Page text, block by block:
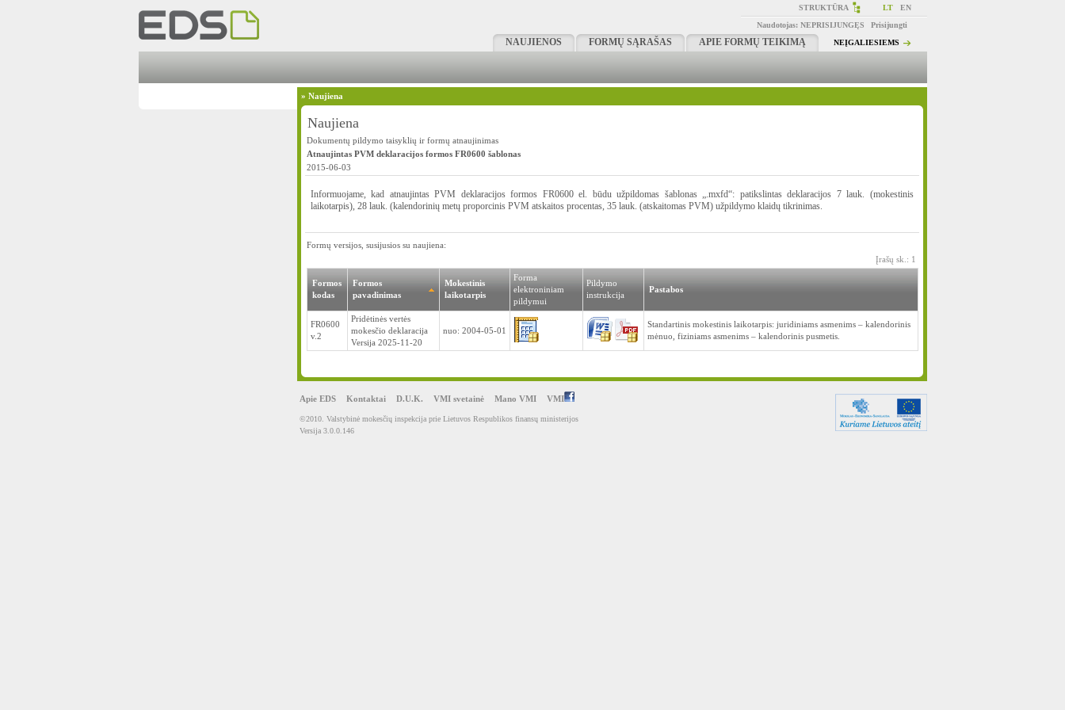
STRUKTŪRA LT
EN
Naudotojas: NEPRISIJUNGĘS
Prisijungti
NEĮGALIESIEMS
NAUJIENOS FORMŲ SĄRAŠAS APIE FORMŲ TEIKIMĄ
» Naujiena
Naujiena
Dokumentų pildymo taisyklių ir formų atnaujinimas
Atnaujintas PVM deklaracijos formos FR0600 šablonas
2015-06-03
Informuojame, kad atnaujintas PVM deklaracijos formos FR0600 el. būdu užpildomas šablonas „.mxfd“: patikslintas deklaracijos 7 lauk. (mokestinis
laikotarpis), 28 lauk. (kalendorinių metų proporcinis PVM atskaitos procentas, 35 lauk. (atskaitomas PVM) užpildymo klaidų tikrinimas.
Formų versijos, susijusios su naujiena:
Įrašų sk.: 1
Formos
kodas
Formos
pavadinimas
Mokestinis
laikotarpis
Forma
elektroniniam
pildymui
Pildymo
instrukcija
Pastabos
FR0600
v.2
Pridėtinės vertės
mokesčio deklaracija
Versija 2025-11-20
nuo: 2004-05-01
Standartinis mokestinis laikotarpis: juridiniams asmenims – kalendorinis
mėnuo, fiziniams asmenims – kalendorinis pusmetis.
Apie EDS Kontaktai D.U.K. VMI svetainė Mano VMI VMI
©2010. Valstybinė mokesčių inspekcija prie Lietuvos Respublikos finansų ministerijos
Versija 3.0.0.146